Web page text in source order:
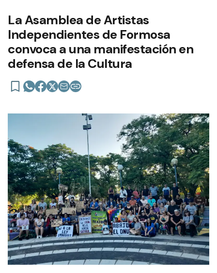
La Asamblea de Artistas
Independientes de Formosa
convoca a una manifestación en
defensa de la Cultura